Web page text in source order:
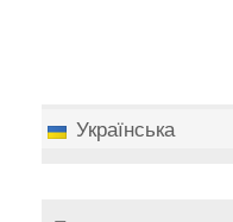
Українська